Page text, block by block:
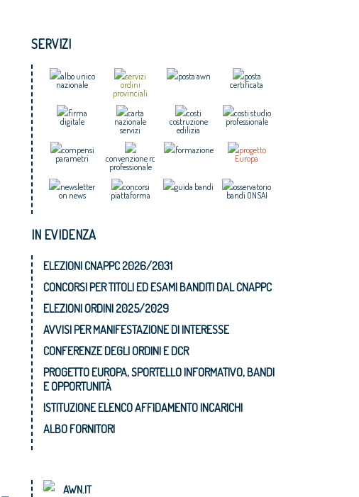
SERVIZI
albo unico
nazionale
servizi
ordini
provinciali
posta awn
posta
certificata
firma
digitale
carta
nazionale
servizi
costi
costruzione
edilizia
costi studio
professionale
compensi
parametri
convenzione rc
professionale
formazione
progetto
Europa
newsletter
on news
concorsi
piattaforma
guida bandi
osservatorio
bandi ONSAI
IN EVIDENZA
ELEZIONI CNAPPC 2026/2031
CONCORSI PER TITOLI ED ESAMI BANDITI DAL CNAPPC
ELEZIONI ORDINI 2025/2029
AVVISI PER MANIFESTAZIONE DI INTERESSE
CONFERENZE DEGLI ORDINI E DCR
PROGETTO EUROPA, SPORTELLO INFORMATIVO, BANDI
E OPPORTUNITÀ
ISTITUZIONE ELENCO AFFIDAMENTO INCARICHI
ALBO FORNITORI
AWN.IT